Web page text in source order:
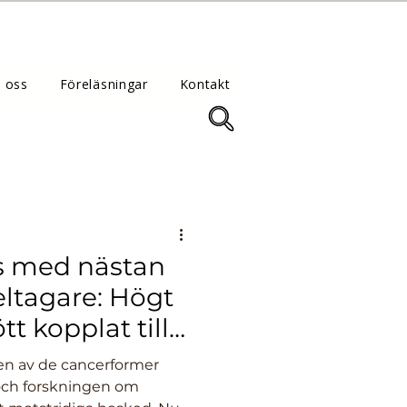
oss Föreläsningar Kontakt
med nästan
Högt
kopplat till
risk för
av de cancerformer
forskningen om